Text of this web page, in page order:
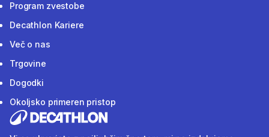
Program zvestobe
Decathlon Kariere
Več o nas
Trgovine
Dogodki
Okoljsko primeren pristop